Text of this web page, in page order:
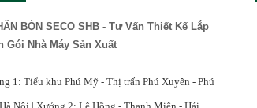
BÓN SECO SHB - Tư Vấn Thiết Kế Lắp
Gói Nhà Máy Sản Xuất
1: Tiểu khu Phú Mỹ - Thị trấn Phú Xuyên - Phú